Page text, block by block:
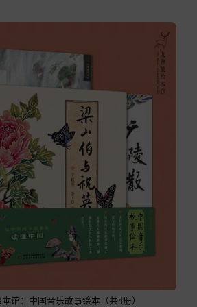
本馆：中国音乐故事绘本（共4册）